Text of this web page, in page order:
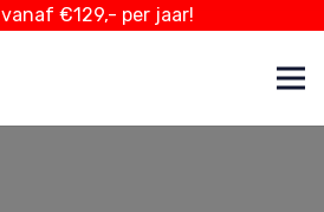
vanaf €129,- per jaar!